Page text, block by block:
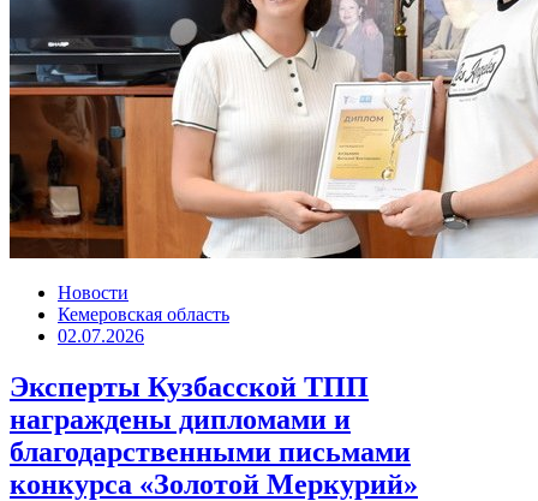
Новости
Кемеровская область
02.07.2026
Эксперты Кузбасской ТПП
награждены дипломами и
благодарственными письмами
конкурса «Золотой Меркурий»